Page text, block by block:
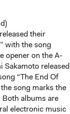
their
with the song
opener on the A-
Sakamoto released
“The End Of
song marks the
albums are
electronic music